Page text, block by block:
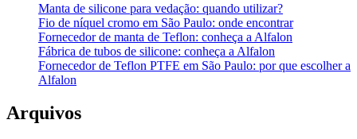
Manta de silicone para vedação: quando utilizar?
Fio de níquel cromo em São Paulo: onde encontrar
Fornecedor de manta de Teflon: conheça a Alfalon
Fábrica de tubos de silicone: conheça a Alfalon
Fornecedor de Teflon PTFE em São Paulo: por que escolher a
Alfalon
Arquivos